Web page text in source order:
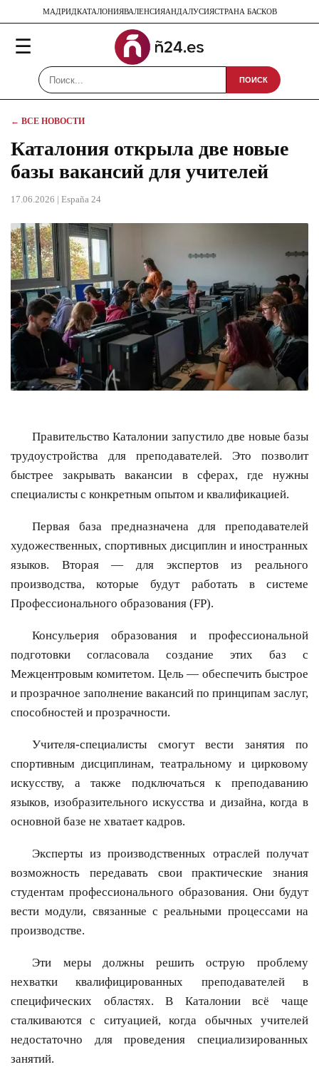
МАДРИДКАТАЛОНИЯВАЛЕНСИЯАНДАЛУСИЯСТРАНА БАСКОВ
☰
ПОИСК
← ВСЕ НОВОСТИ
Каталония открыла две новые
базы вакансий для учителей
17.06.2026 | España 24
Правительство Каталонии запустило две новые базы
трудоустройства для преподавателей. Это позволит
быстрее закрывать вакансии в сферах, где нужны
специалисты с конкретным опытом и квалификацией.
Первая база предназначена для преподавателей
художественных, спортивных дисциплин и иностранных
языков. Вторая — для экспертов из реального
производства, которые будут работать в системе
Профессионального образования (FP).
Консульерия образования и профессиональной
подготовки согласовала создание этих баз с
Межцентровым комитетом. Цель — обеспечить быстрое
и прозрачное заполнение вакансий по принципам заслуг,
способностей и прозрачности.
Учителя-специалисты смогут вести занятия по
спортивным дисциплинам, театральному и цирковому
искусству, а также подключаться к преподаванию
языков, изобразительного искусства и дизайна, когда в
основной базе не хватает кадров.
Эксперты из производственных отраслей получат
возможность передавать свои практические знания
студентам профессионального образования. Они будут
вести модули, связанные с реальными процессами на
производстве.
Эти меры должны решить острую проблему
нехватки квалифицированных преподавателей в
специфических областях. В Каталонии всё чаще
сталкиваются с ситуацией, когда обычных учителей
недостаточно для проведения специализированных
занятий.